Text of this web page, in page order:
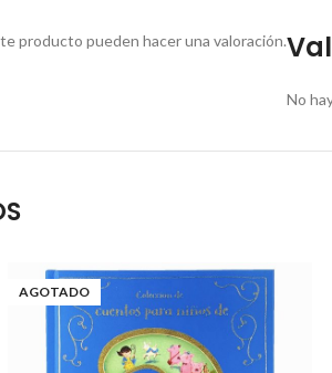
No
producto pueden hacer una valoración.
AGOTADO